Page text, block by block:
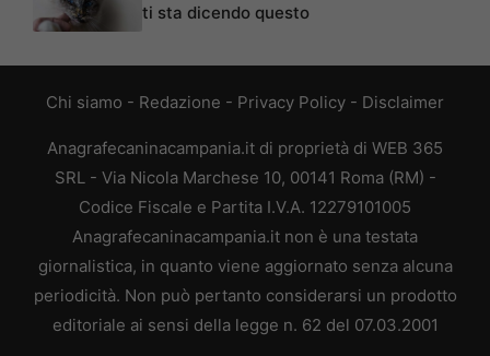
ti sta dicendo questo
Chi siamo - Redazione - Privacy Policy - Disclaimer
Anagrafecaninacampania.it di proprietà di WEB 365
SRL - Via Nicola Marchese 10, 00141 Roma (RM) -
Codice Fiscale e Partita I.V.A. 12279101005
Anagrafecaninacampania.it non è una testata
giornalistica, in quanto viene aggiornato senza alcuna
periodicità. Non può pertanto considerarsi un prodotto
editoriale ai sensi della legge n. 62 del 07.03.2001